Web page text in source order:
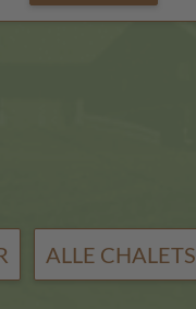
ALLE CHALETS